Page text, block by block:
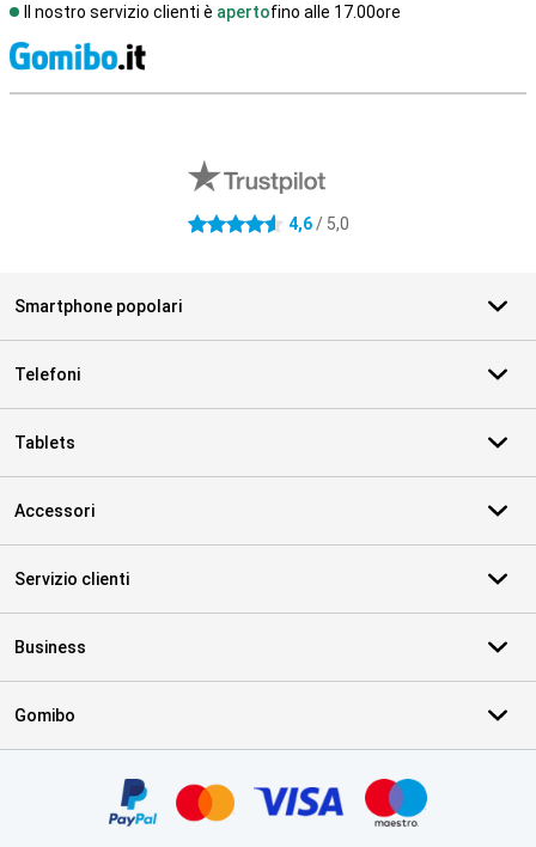
Il nostro servizio clienti è apertofino alle 17.00ore
4.6 stelle 4,6/ 5,0
Smartphone popolari
Telefoni
Tablets
Accessori
Servizio clienti
Business
Gomibo